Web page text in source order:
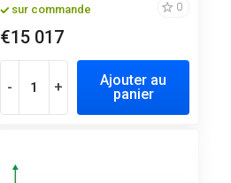
sur commande 0
€15 017
- +
Ajouter au
panier